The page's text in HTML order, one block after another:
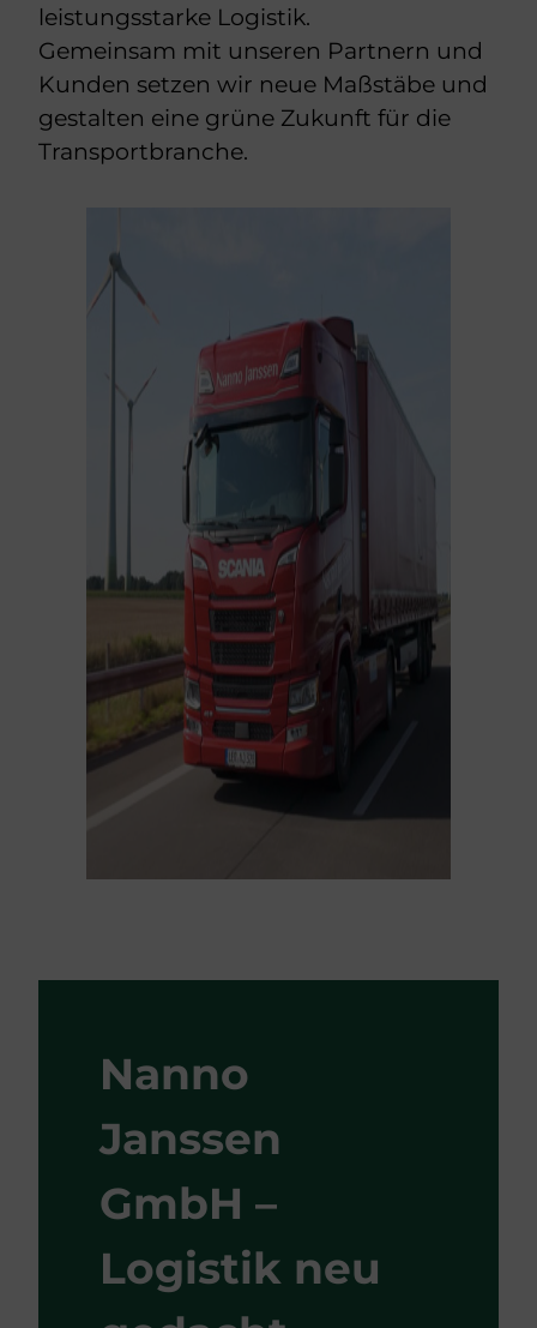
leistungsstarke Logistik.
Gemeinsam mit unseren Partnern und
Kunden setzen wir neue Maßstäbe und
gestalten eine grüne Zukunft für die
Transportbranche.
Nanno
Janssen
GmbH –
Logistik neu